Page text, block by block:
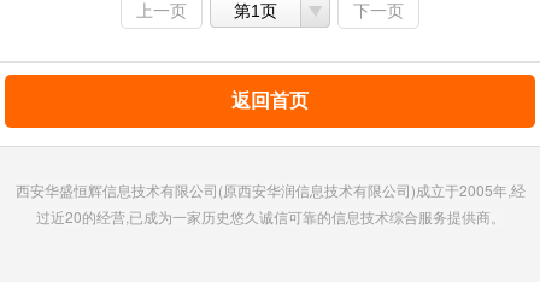
上一页 第1页 下一页
返回首页
西安华盛恒辉信息技术有限公司(原西安华润信息技术有限公司)成立于2005年,经
过近20的经营,已成为一家历史悠久诚信可靠的信息技术综合服务提供商。